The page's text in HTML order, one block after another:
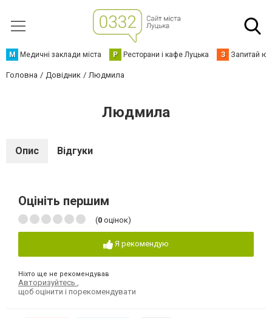
М Медичні заклади міста Р Ресторани і кафе Луцька З Запитай
Головна Довідник Людмила
Людмила
Опис Відгуки
Оцініть першим
(0 оцінок)
Я рекомендую
Ніхто ще не рекомендував
Авторизуйтесь
щоб оцінити і порекомендувати